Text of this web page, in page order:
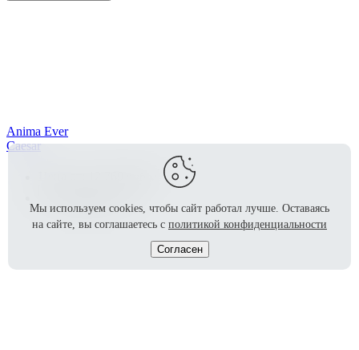
Anima Ever
Caesar
Мы используем cookies, чтобы сайт работал лучше. Оставаясь
на сайте, вы соглашаетесь с политикой конфиденциальности
Согласен